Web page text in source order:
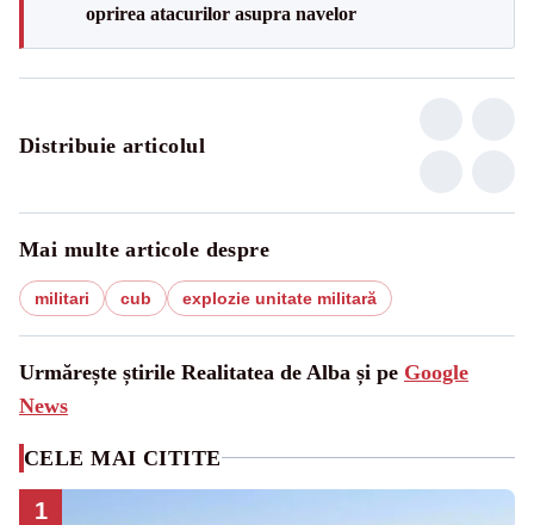
oprirea atacurilor asupra navelor
Distribuie articolul
Mai multe articole despre
militari cub explozie unitate militară
Urmărește știrile Realitatea de Alba și pe Google
News
CELE MAI CITITE
1